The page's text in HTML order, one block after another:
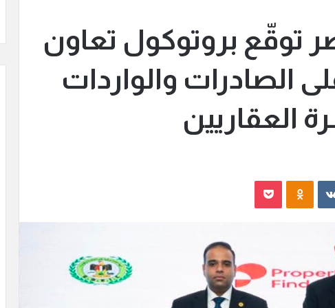
توقّع بروتوكول تعاون
الصادرات والواردات
العقاريين
‏VKontakte